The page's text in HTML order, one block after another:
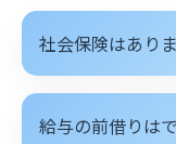
社会保険はあり
給与の前借りは